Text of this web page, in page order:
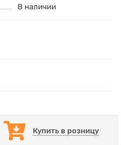
В наличии
Купить в розницу